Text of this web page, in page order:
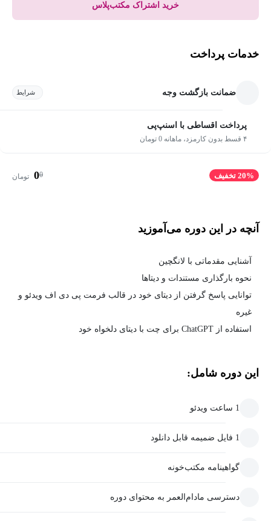
خرید اشتراک مکتب‌پلاس
خدمات پرداخت
ضمانت بازگشت وجه شرایط
پرداخت اقساطی با اسنپ‌پی
۴ قسط بدون کارمزد، ماهانه 0 تومان
20% تخفیف 0
0 تومان
آنچه در این دوره می‌آموزید
آشنایی مقدماتی با لانگچین
نحوه بارگذاری مستندات و دیتاها
توانایی پاسخ گرفتن از دیتای خود در قالب فرمت پی دی اف ویدئو و
غیره
استفاده از ChatGPT برای چت با دیتای دلخواه خود
این دوره شامل:
1 ساعت ویدئو
1 فایل ضمیمه قابل دانلود
گواهینامه مکتب‌خونه
دسترسی مادام‌العمر به محتوای دوره